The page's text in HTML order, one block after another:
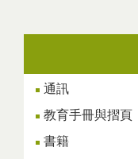
通訊
教育手冊與摺頁
書籍